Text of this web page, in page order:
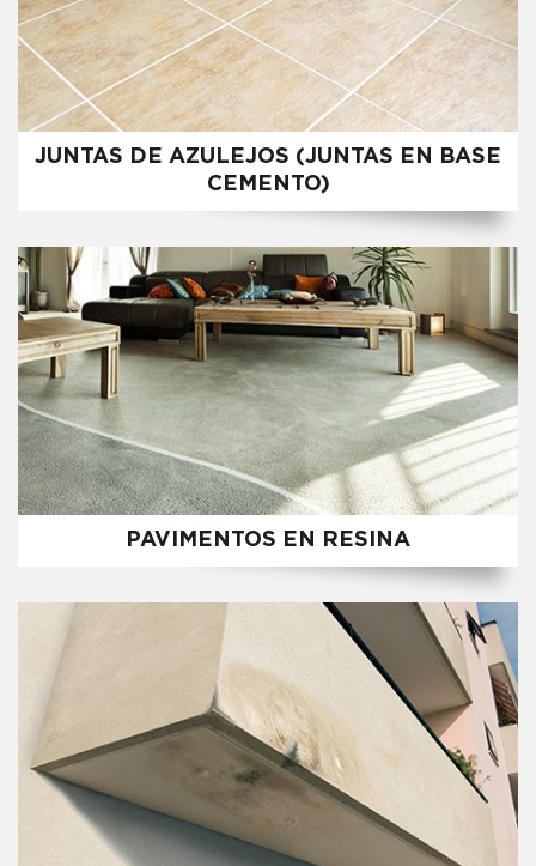
JUNTAS DE AZULEJOS (JUNTAS EN BASE
CEMENTO)
PAVIMENTOS EN RESINA